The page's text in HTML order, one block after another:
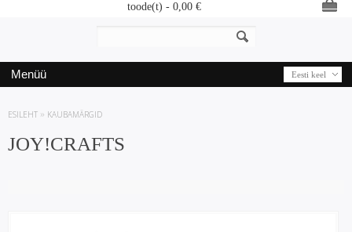
toode(t) - 0,00€
Eesti keel
Menüü
ESILEHT » KAUBAMÄRGID
JOY!CRAFTS